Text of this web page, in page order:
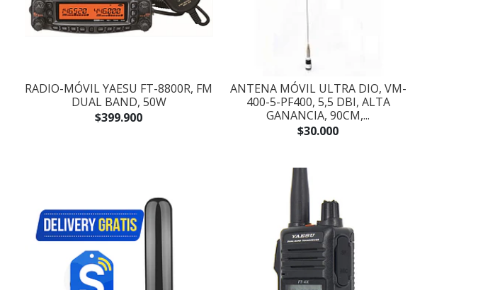
RADIO-MÓVIL YAESU FT-8800R, FM
DUAL BAND, 50W
$399.900
ANTENA MÓVIL ULTRA DIO, VM-
400-5-PF400, 5,5 DBI, ALTA
GANANCIA, 90CM,...
$30.000